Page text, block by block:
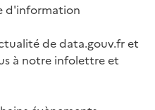
d'information
de data.gouv.fr et
à notre infolettre et